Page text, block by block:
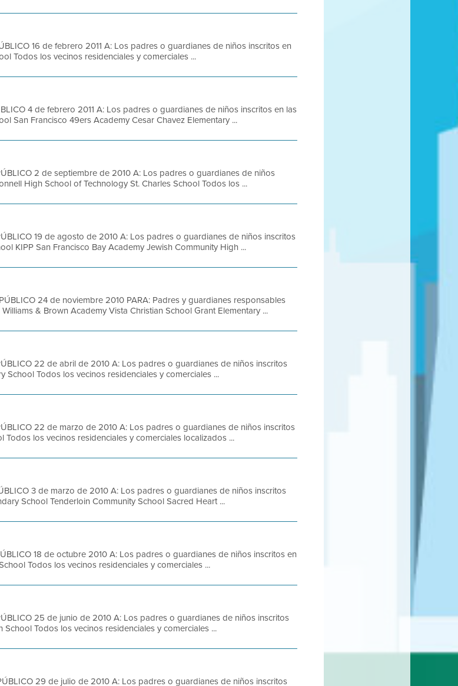
16 de febrero 2011 A: Los padres o guardianes de niños inscritos en
Todos los vecinos residenciales y comerciales ...
4 de febrero 2011 A: Los padres o guardianes de niños inscritos en las
San Francisco 49ers Academy Cesar Chavez Elementary ...
2 de septiembre de 2010 A: Los padres o guardianes de niños
High School of Technology St. Charles School Todos los ...
19 de agosto de 2010 A: Los padres o guardianes de niños inscritos
KIPP San Francisco Bay Academy Jewish Community High ...
24 de noviembre 2010 PARA: Padres y guardianes responsables
& Brown Academy Vista Christian School Grant Elementary ...
22 de abril de 2010 A: Los padres o guardianes de niños inscritos
School Todos los vecinos residenciales y comerciales ...
22 de marzo de 2010 A: Los padres o guardianes de niños inscritos
los vecinos residenciales y comerciales localizados ...
3 de marzo de 2010 A: Los padres o guardianes de niños inscritos
School Tenderloin Community School Sacred Heart ...
18 de octubre 2010 A: Los padres o guardianes de niños inscritos en
Todos los vecinos residenciales y comerciales ...
25 de junio de 2010 A: Los padres o guardianes de niños inscritos
Todos los vecinos residenciales y comerciales ...
29 de julio de 2010 A: Los padres o guardianes de niños inscritos